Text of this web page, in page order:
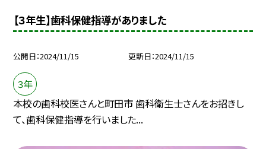
【３年生】歯科保健指導がありました
公開日 2024/11/15 更新日 2024/11/15
３年
本校の歯科校医さんと町田市 歯科衛生士さんをお招きし
て、歯科保健指導を行いました...